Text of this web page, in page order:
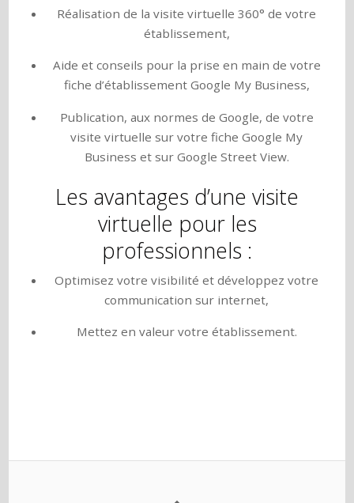
Réalisation de la visite virtuelle 360° de votre
établissement,
Aide et conseils pour la prise en main de votre
fiche d’établissement Google My Business,
Publication, aux normes de Google, de votre
visite virtuelle sur votre fiche Google My
Business et sur Google Street View.
Les avantages d’une visite
virtuelle pour les
professionnels :
Optimisez votre visibilité et développez votre
communication sur internet,
Mettez en valeur votre établissement.